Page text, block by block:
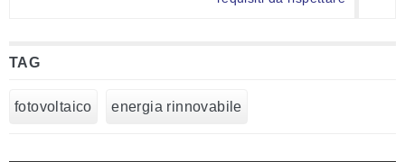
TAG
fotovoltaico energia rinnovabile